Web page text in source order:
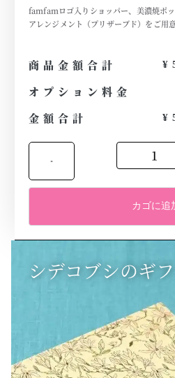
famfamロゴ入りショッパー、美濃焼ポ
アレンジメント（プリザーブド）をご用
商品金額合計
オプション料金
金額合計
-
カゴに追
シデコブシのギ